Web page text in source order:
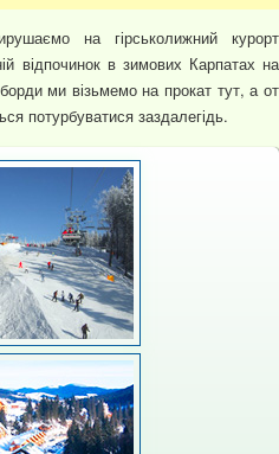
на гірськолижний курорт
відпочинок в зимових Карпатах на
ми візьмемо на прокат тут, а от
потурбуватися заздалегідь.